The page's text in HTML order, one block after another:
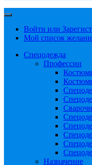
Войти или
Мой список
Спецодежда
Профессии
Назначение